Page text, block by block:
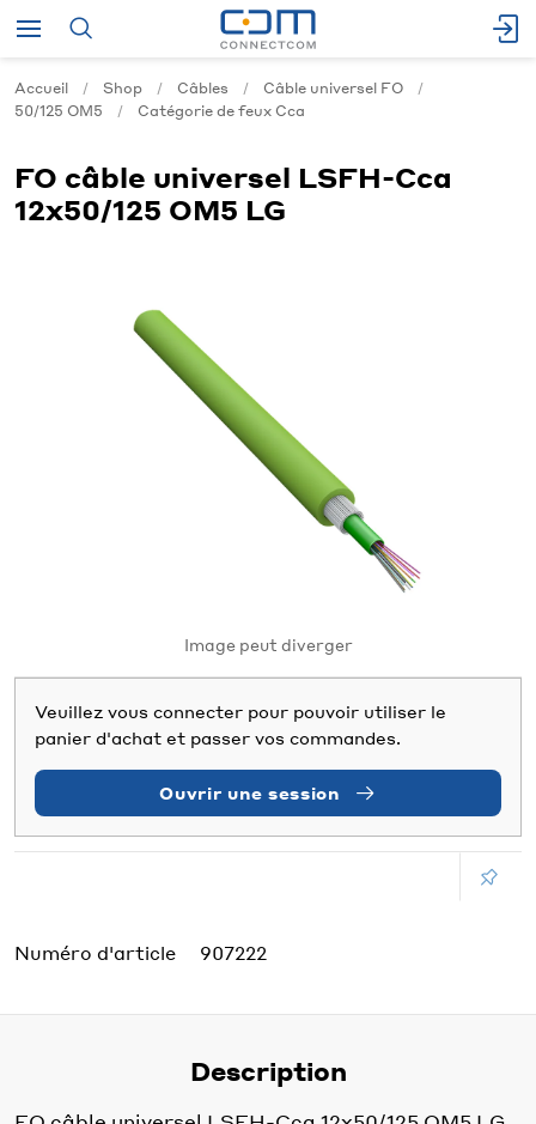
Accueil Shop Câbles
Câble universel FO
50/125 OM5
Catégorie de feux Cca
FO câble universel LSFH-Cca
12x50/125 OM5 LG
Image peut diverger
Veuillez vous connecter pour pouvoir utiliser le
panier d'achat et passer vos commandes.
Ouvrir une session
Numéro d'article 907222
Description